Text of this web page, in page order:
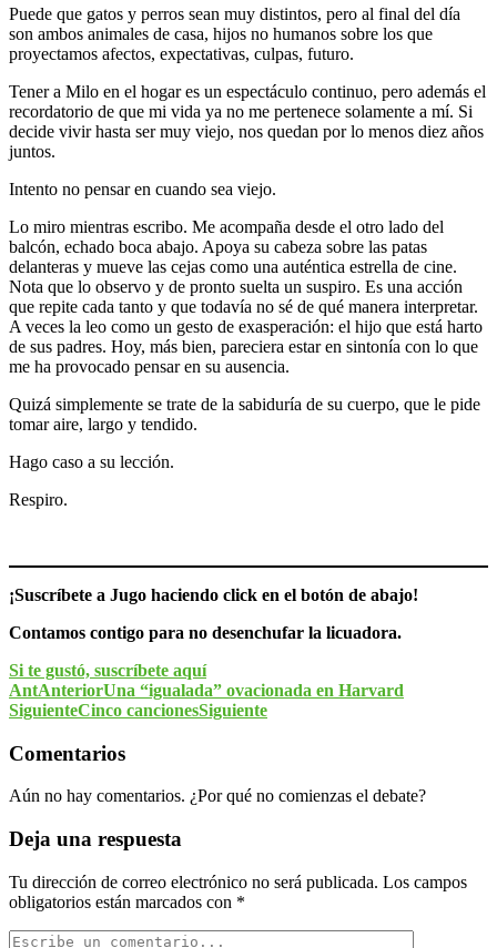
Puede que gatos y perros sean muy distintos, pero al final del día
son ambos animales de casa, hijos no humanos sobre los que
proyectamos afectos, expectativas, culpas, futuro.
Tener a Milo en el hogar es un espectáculo continuo, pero además el
recordatorio de que mi vida ya no me pertenece solamente a mí. Si
decide vivir hasta ser muy viejo, nos quedan por lo menos diez años
juntos.
Intento no pensar en cuando sea viejo.
Lo miro mientras escribo. Me acompaña desde el otro lado del
balcón, echado boca abajo. Apoya su cabeza sobre las patas
delanteras y mueve las cejas como una auténtica estrella de cine.
Nota que lo observo y de pronto suelta un suspiro. Es una acción
que repite cada tanto y que todavía no sé de qué manera interpretar.
A veces la leo como un gesto de exasperación: el hijo que está harto
de sus padres. Hoy, más bien, pareciera estar en sintonía con lo que
me ha provocado pensar en su ausencia.
Quizá simplemente se trate de la sabiduría de su cuerpo, que le pide
tomar aire, largo y tendido.
Hago caso a su lección.
Respiro.
¡Suscríbete a Jugo haciendo click en el botón de abajo!
Contamos contigo para no desenchufar la licuadora.
Si te gustó, suscríbete aquí
AntAnteriorUna “igualada” ovacionada en Harvard
SiguienteCinco cancionesSiguiente
Comentarios
Aún no hay comentarios. ¿Por qué no comienzas el debate?
Deja una respuesta
Tu dirección de correo electrónico no será publicada. Los campos
obligatorios están marcados con *